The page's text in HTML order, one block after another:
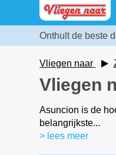
Onthult de beste
Vliegen naar
Vliegen
Asuncion is de
belangrijkste...
> lees meer